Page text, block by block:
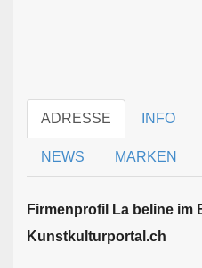
ADRESSE INFO
NEWS MARKEN
Firmen­profil La beline im
Kunstkulturportal.ch